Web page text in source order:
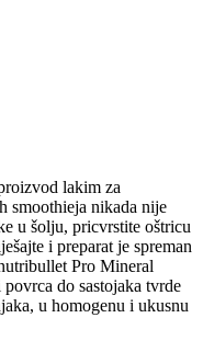
lakim za
smoothieja nikada nije
u šolju, pricvrstite oštricu
i preparat je spreman
Pro Mineral
do sastojaka tvrde
u homogenu i ukusnu